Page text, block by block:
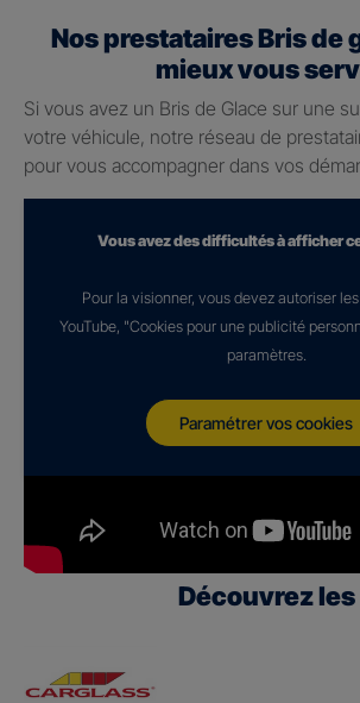
Nos prestataires Bris de
mieux vous
Si vous avez un Bris de Glace sur une
votre véhicule, notre réseau de
pour vous accompagner dans vos
Vous avez des difficultés à afficher
Pour la visionner, vous devez autoriser
YouTube, "Cookies pour une publicité
paramètres.
Paramétrer vos cookies
Découvrez les